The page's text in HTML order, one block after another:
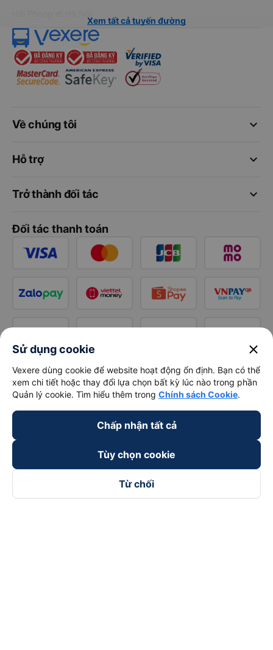
Xem tất cả tuyến đường
keyboard_arrow_down
Về chúng tôi
keyboard_arrow_down
Hỗ trợ
keyboard_arrow_down
Trở thành đối tác
Đối tác thanh toán
Sử dụng cookie close
Vexere dùng cookie để website hoạt động ổn định. Bạn có thể
xem chi tiết hoặc thay đổi lựa chọn bất kỳ lúc nào trong phần
Quản lý cookie. Tìm hiểu thêm trong Chính sách Cookie.
Chấp nhận tất cả
Tùy chọn cookie
Từ chối